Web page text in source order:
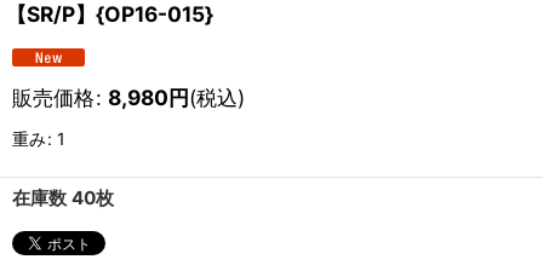
【SR/P】{OP16-015}
販売価格: 8,980円(税込)
重み: 1
在庫数 40枚